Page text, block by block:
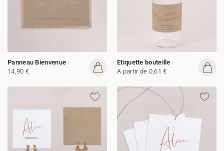
Panneau Bienvenue
14,90 €
Etiquette bouteille
A partir de 0,61 €